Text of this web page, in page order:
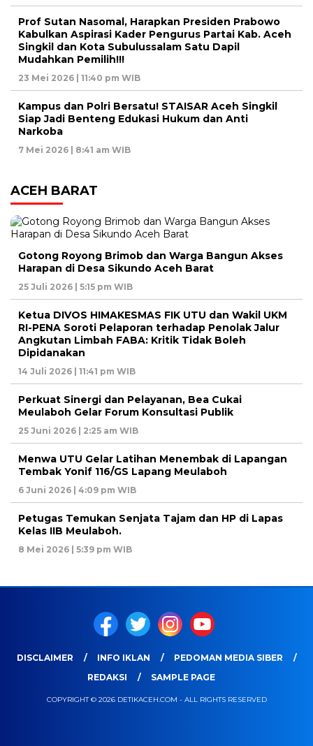
Prof Sutan Nasomal, Harapkan Presiden Prabowo
Kabulkan Aspirasi Kader Pengurus Partai Kab. Aceh
Singkil dan Kota Subulussalam Satu Dapil
Mudahkan Pemilih!!!
23 Mei 2026 | 11:40 pm WIB
Kampus dan Polri Bersatu! STAISAR Aceh Singkil
Siap Jadi Benteng Edukasi Hukum dan Anti
Narkoba
7 Mei 2026 | 8:41 am WIB
ACEH BARAT
Gotong Royong Brimob dan Warga Bangun Akses
Harapan di Desa Sikundo Aceh Barat
25 Juli 2026 | 5:15 pm WIB
Ketua DIVOS HIMAKESMAS FIK UTU dan Wakil UKM
RI-PENA Soroti Pelaporan terhadap Penolak Jalur
Angkutan Limbah FABA: Kritik Tidak Boleh
Dipidanakan
14 Juli 2026 | 11:41 pm WIB
Perkuat Sinergi dan Pelayanan, Bea Cukai
Meulaboh Gelar Forum Konsultasi Publik
25 Juni 2026 | 2:25 am WIB
Menwa UTU Gelar Latihan Menembak di Lapangan
Tembak Yonif 116/GS Lapang Meulaboh
6 Juni 2026 | 4:09 pm WIB
Petugas Temukan Senjata Tajam dan HP di Lapas
Kelas IIB Meulaboh.
8 Mei 2026 | 5:39 pm WIB
DISCLAIMER INFO IKLAN
PEDOMAN MEDIA SIBER
REDAKSI
SAMPLE PAGE
COPYRIGHT © 2026 DETIKACEH.COM - ALL RIGHTS RESERVED